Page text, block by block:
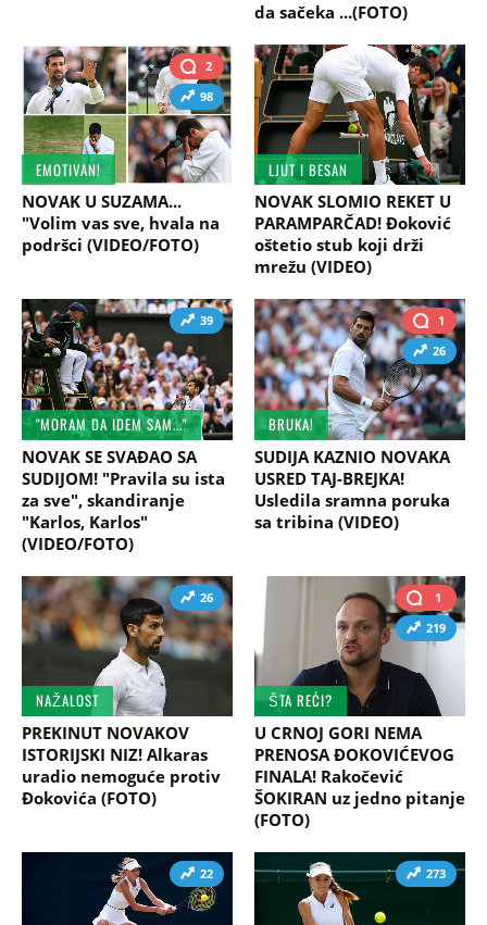
da sačeka ...(FOTO)
2
98
EMOTIVAN!
NOVAK U SUZAMA...
"Volim vas sve, hvala na
podršci (VIDEO/FOTO)
LJUT I BESAN
NOVAK SLOMIO REKET U
PARAMPARČAD! Đoković
oštetio stub koji drži
mrežu (VIDEO)
39
"MORAM DA IDEM SAM..."
NOVAK SE SVAĐAO SA
SUDIJOM! "Pravila su ista
za sve", skandiranje
"Karlos, Karlos"
(VIDEO/FOTO)
1
26
BRUKA!
SUDIJA KAZNIO NOVAKA
USRED TAJ-BREJKA!
Usledila sramna poruka
sa tribina (VIDEO)
26
NAŽALOST
PREKINUT NOVAKOV
ISTORIJSKI NIZ! Alkaras
uradio nemoguće protiv
Đokovića (FOTO)
1
219
ŠTA REĆI?
U CRNOJ GORI NEMA
PRENOSA ĐOKOVIĆEVOG
FINALA! Rakočević
ŠOKIRAN uz jedno pitanje
(FOTO)
22 273